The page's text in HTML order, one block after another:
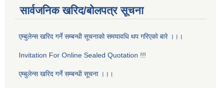
सार्वजनिक खरिद/बोलपत्र सूचना
एम्बुलेन्स खरिद गर्ने सम्बन्धी सूचनाको समयावधि थप गरिएको बारे ।।।
Invitation For Online Sealed Quotation !!!
एम्बुलेन्स खरिद गर्ने सम्बन्धी सूचना ।।।